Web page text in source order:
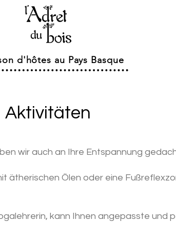
d'hôtes au Pays Basque
Aktivitäten
wir auch an Ihre Entspannung
ätherischen Ölen oder eine
kann Ihnen angepasste und